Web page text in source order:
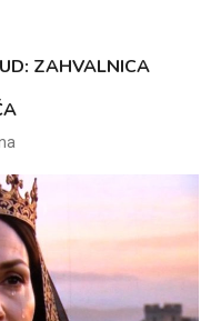
ZAHVALNICA